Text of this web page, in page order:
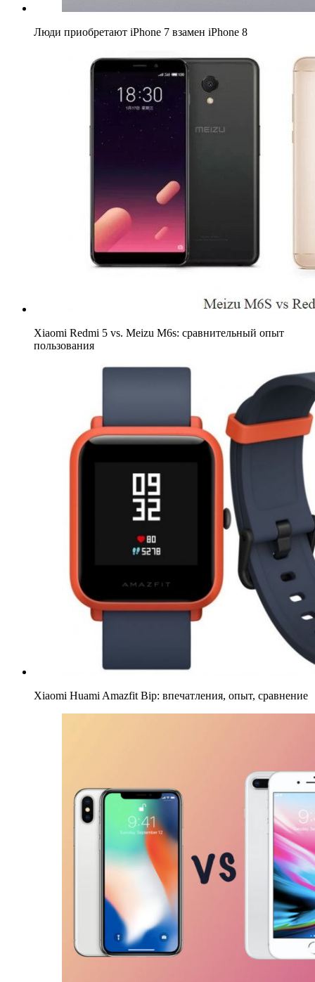
Люди приобретают iPhone 7 взамен iPhone 8
Xiaomi Redmi 5 vs. Meizu M6s: сравнительный опыт
пользования
Xiaomi Huami Amazfit Bip: впечатления, опыт, сравнение